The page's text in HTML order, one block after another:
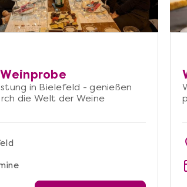
in Bielefeld - genießen
die Welt der Weine